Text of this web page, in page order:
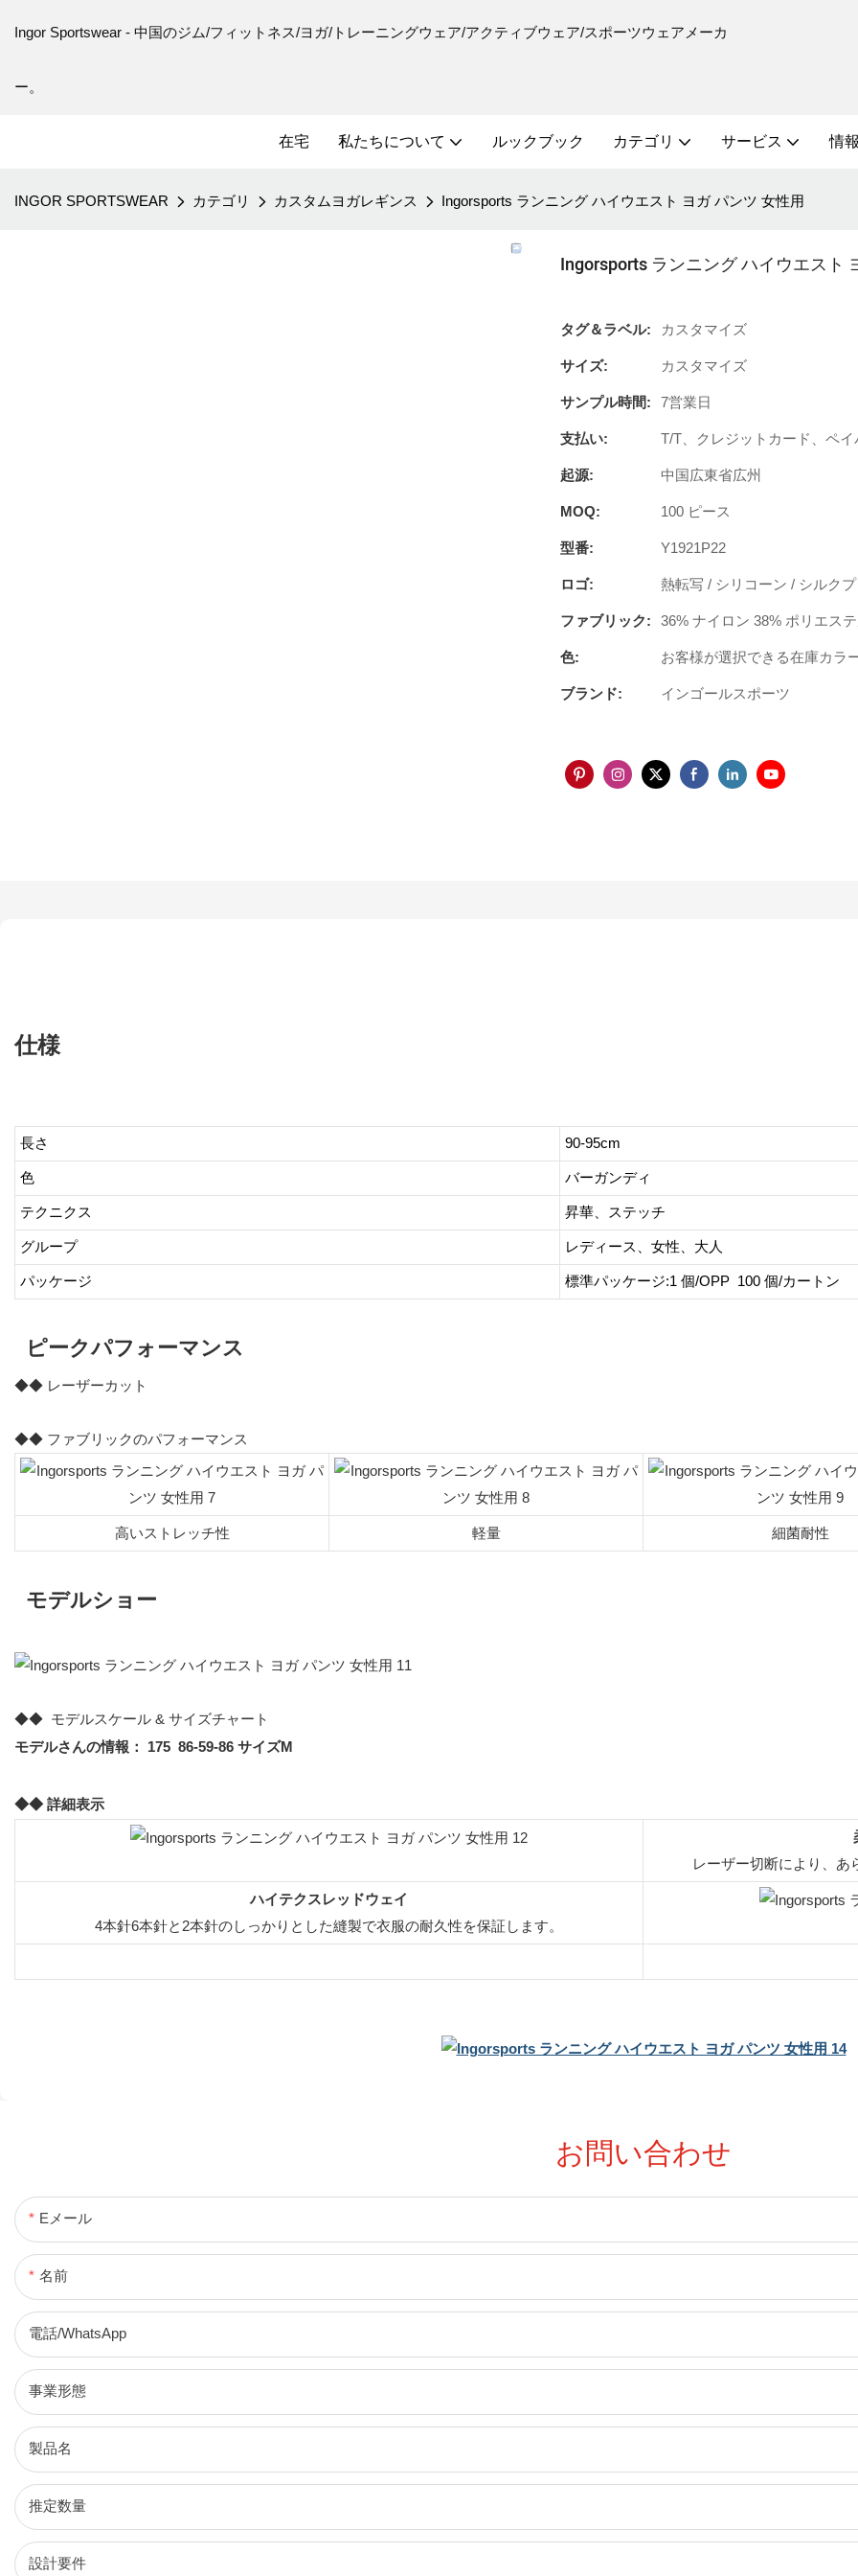
Ingor Sportswear - 中国のジム/フィットネス/ヨガ/トレーニングウェア/アクティブウェア/スポーツウェアメーカ
ー。
在宅 私たちについて ルックブック カテゴリ サービス 情
INGOR SPORTSWEAR カテゴリ カスタムヨガレギンス Ingorsports ランニング ハイウエスト ヨガ パンツ 女性用
Ingorsports ランニング ハイウエスト
タグ＆ラベル: カスタマイズ
サイズ: カスタマイズ
サンプル時間: 7営業日
支払い: T/T、クレジットカード、ペイ
起源: 中国広東省広州
MOQ: 100 ピース
型番: Y1921P22
ロゴ: 熱転写 / シリコーン / シルク
ファブリック: 36% ナイロン 38% ポリエス
色: お客様が選択できる在庫カラ
ブランド: インゴールスポーツ
仕様
長さ 90-95cm
色 バーガンディ
テクニクス 昇華、ステッチ
グループ レディース、女性、大人
パッケージ 標準パッケージ:1 個/OPP 100 個/カートン
ピークパフォーマンス
◆◆ レーザーカット
◆◆ ファブリックのパフォーマンス
高いストレッチ性 軽量 細菌耐性
モデルショー
◆◆ モデルスケール & サイズチャート
モデルさんの情報： 175 86-59-86 サイズM
◆◆ 詳細表示
レーザー切断により、あ
ハイテクスレッドウェイ
4本針6本針と2本針のしっかりとした縫製で衣服の耐久性を保証します。
お問い合わせ
Eメール
名前
電話/WhatsApp
事業形態
製品名
推定数量
設計要件